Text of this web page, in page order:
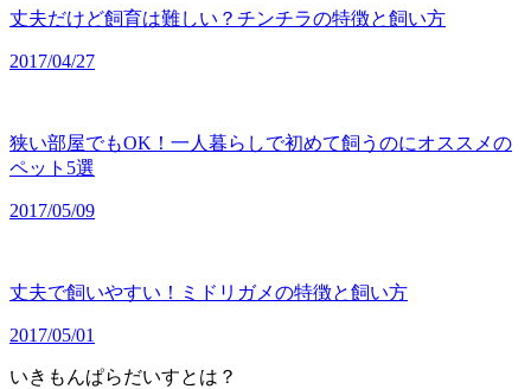
丈夫だけど飼育は難しい？チンチラの特徴と飼い方
2017/04/27
狭い部屋でもOK！一人暮らしで初めて飼うのにオススメの
ペット5選
2017/05/09
丈夫で飼いやすい！ミドリガメの特徴と飼い方
2017/05/01
いきもんぱらだいすとは？